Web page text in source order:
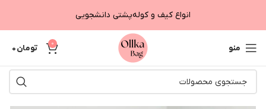
انواع کیف و کوله‌پشتی دانشجویی
منو 0 تومان